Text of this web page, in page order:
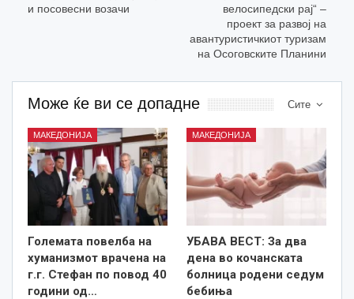
и посовесни возачи
велосипедски рај“ –
проект за развој на
авантуристичкиот туризам
на Осоговските Планини
Сите
Може ќе ви се допадне
МАКЕДОНИЈА
Големата повелба на
хуманизмот врачена на
г.г. Стефан по повод 40
години од…
МАКЕДОНИЈА
УБАВА ВЕСТ: За два
дена во кочанската
болница родени седум
бебиња